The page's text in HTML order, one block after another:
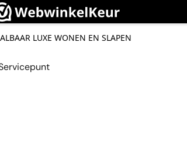
LUXE WONEN EN SLAPEN